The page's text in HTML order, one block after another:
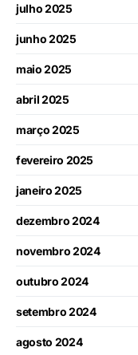
julho 2025
junho 2025
maio 2025
abril 2025
março 2025
fevereiro 2025
janeiro 2025
dezembro 2024
novembro 2024
outubro 2024
setembro 2024
agosto 2024